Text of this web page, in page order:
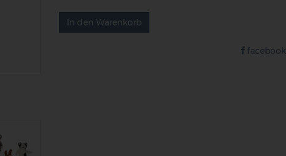
In den Warenkorb
facebook